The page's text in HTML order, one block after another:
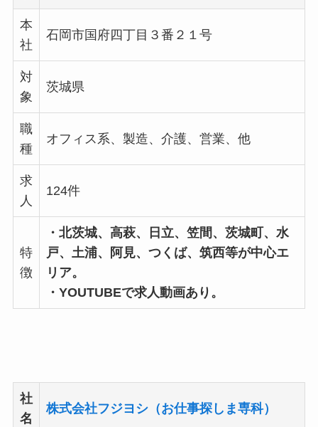
本
社
石岡市国府四丁目３番２１号
対
象
茨城県
職
種
オフィス系、製造、介護、営業、他
求
人
124件
特
徴
・北茨城、高萩、日立、笠間、茨城町、水
戸、土浦、阿見、つくば、筑西等が中心エ
リア。
・YOUTUBEで求人動画あり。
社
名
株式会社フジヨシ（お仕事探しま専科）